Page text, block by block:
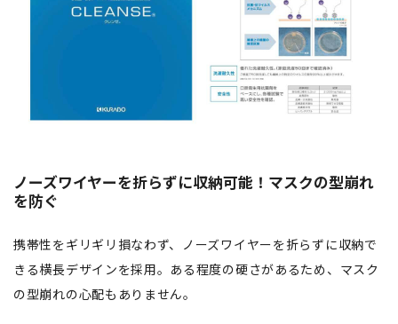
ノーズワイヤーを折らずに収納可能！マスクの型崩れ
を防ぐ
携帯性をギリギリ損なわず、ノーズワイヤーを折らずに収納で
きる横長デザインを採用。ある程度の硬さがあるため、マスク
の型崩れの心配もありません。